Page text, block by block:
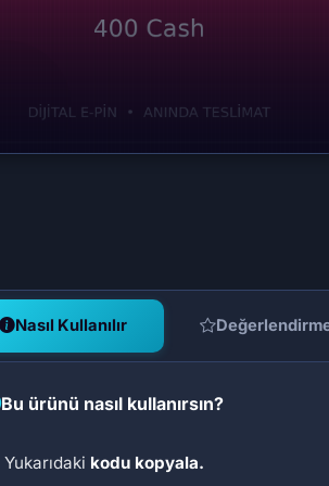
Nasıl Kullanılır
Bu ürünü nasıl kullanırsın?
Yukarıdaki kodu kopyala.